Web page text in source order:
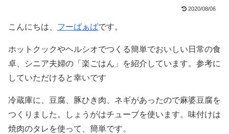
2020/08/06
こんにちは、 フーばぁばです。
ホットクックやヘルシオでつくる簡単でおいしい日常の食
卓、シニア夫婦の「楽ごはん」を紹介しています。参考に
していただけると幸いです
冷蔵庫に、豆腐、豚ひき肉、ネギがあったので麻婆豆腐を
つくりました。しょうがはチューブを使います。味付けは
焼肉のタレを使って、簡単です。